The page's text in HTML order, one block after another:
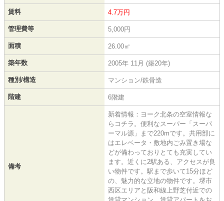
賃料 4.7万円
管理費等 5,000円
面積 26.00㎡
築年数 2005年 11月 (築20年)
種別/構造 マンション/鉄骨造
階建 6階建
備考
新着情報：ヨーク北条の空室情報な
らコチラ。便利なスーパー「スーパ
ーマル源」まで220mです。共用部に
はエレベータ・敷地内ごみ置き場な
どが備わっておりとても充実してい
ます。近くに2駅ある、アクセスが良
い物件です。駅まで歩いて15分ほど
の、魅力的な立地の物件です。堺市
西区エリアと阪和線上野芝付近での